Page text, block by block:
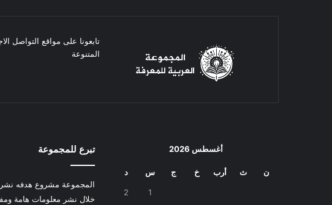
تابعونا على مواقع التواصل
المتنوعة
أغسطس 2026
ن ث أرب خ ج س د
1
2
تبرع للمجموعة
المجموعة مشروع هدفه نشر
خلال نشر معلومات هامة